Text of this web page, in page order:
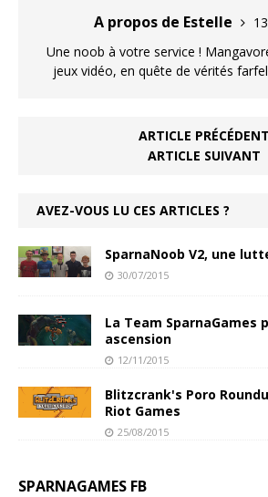
A propos de Estelle
Une noob à votre service !
jeux vidéo, en quête de vérités
ARTICLE PRÉCÉDENT
ARTICLE SUIVANT
AVEZ-VOUS LU CES ARTICLES ?
SparnaNoob V2, une
30/07/2015
La Team SparnaGames
ascension
12/11/2015
Blitzcrank's Poro
Riot Games
25/08/2015
SPARNAGAMES FB